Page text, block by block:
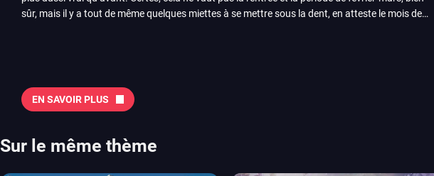
sûr, mais il y a tout de même quelques miettes à se mettre sous la dent, en atteste le mois de
Tokon ou encore Beast of Reincarnation, qui nous montre que Game Freak sait faire autre
chose d’ambitieux que Pokémon. On n’oubliera pas la période de Gamescom, avec Star Wars,
2026 Vous trouverez ici tous les jeux majeurs qui sortiront au mois de juin. Vous trouverez
aussi les jeux de ce mois dans notre page dédiée…
EN SAVOIR PLUS
Sur le même thème